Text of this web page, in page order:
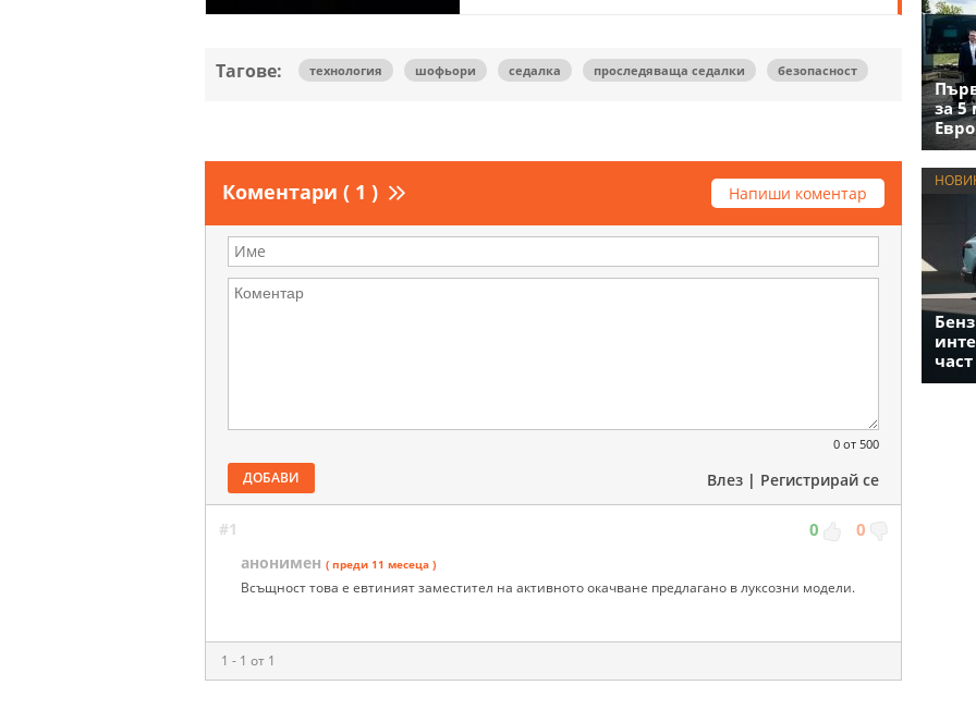
Тагове: технология шофьори седалка проследяваща седалки безопасност
Коментари ( 1 ) Напиши коментар
0 от 500
ДОБАВИ Влез | Регистрирай се
#1 0 0
анонимен ( преди 11 месеца )
Всъщност това е евтиният заместител на активното окачване предлагано в луксозни модели.
1 - 1 от 1
за 5
част